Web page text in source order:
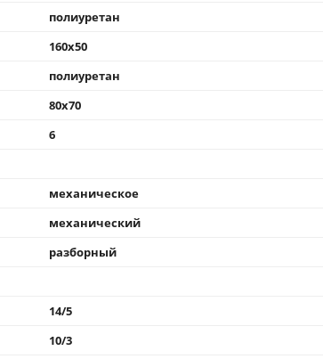
полиуретан
160x50
полиуретан
80x70
6
механическое
механический
разборный
14/5
10/3